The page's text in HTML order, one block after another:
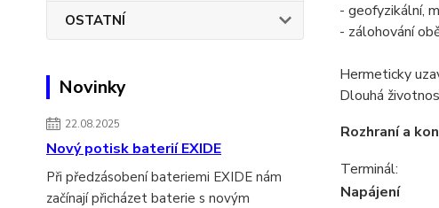
OSTATNÍ
Novinky
22.08.2025
Nový potisk baterií EXIDE
Při předzásobení bateriemi EXIDE nám
začínají přicházet baterie s novým
- geofyzikální,
- zálohování
Hermeticky
Dlouhá
Rozhraní a
Terminál:
Napájení